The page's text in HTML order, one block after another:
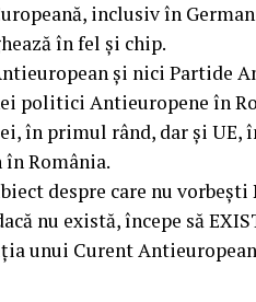
inclusiv în
în fel și chip.
și nici Partide
politici Antieuropene în
în primul rând, dar și UE,
România.
despre care nu vorbești
nu există, începe să
unui Curent